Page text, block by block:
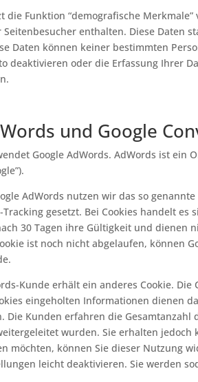
die Funktion “demografische
enthalten. Diese Daten
Daten können keiner bestimmten
deaktivieren oder die Erfassung Ihrer
und Google
Google AdWords. AdWords ist ein
AdWords nutzen wir das so
gesetzt. Bei Cookies handelt
30 Tagen ihre Gültigkeit und
ist noch nicht abgelaufen, können
Kunde erhält ein anderes Cookie.
eingeholten Informationen dienen
Die Kunden erfahren die
wurden. Sie erhalten
möchten, können Sie dieser Nutzung
leicht deaktivieren. Sie werden